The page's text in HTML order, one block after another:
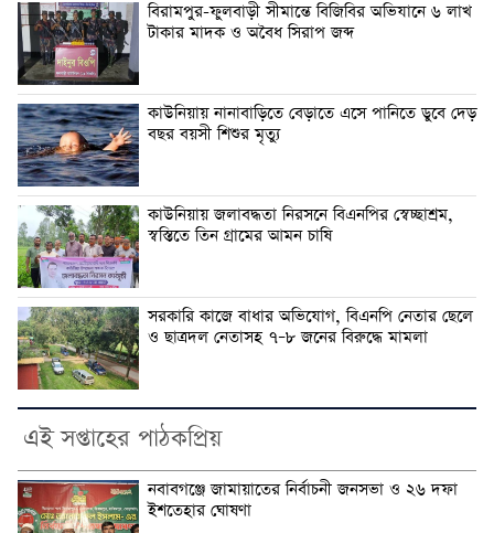
বিরামপুর-ফুলবাড়ী সীমান্তে বিজিবির অভিযানে ৬ লাখ
টাকার মাদক ও অবৈধ সিরাপ জব্দ
কাউনিয়ায় নানাবাড়িতে বেড়াতে এসে পানিতে ডুবে দেড়
বছর বয়সী শিশুর মৃত্যু
কাউনিয়ায় জলাবদ্ধতা নিরসনে বিএনপির স্বেচ্ছাশ্রম,
স্বস্তিতে তিন গ্রামের আমন চাষি
সরকারি কাজে বাধার অভিযোগ, বিএনপি নেতার ছেলে
ও ছাত্রদল নেতাসহ ৭–৮ জনের বিরুদ্ধে মামলা
এই সপ্তাহের পাঠকপ্রিয়
নবাবগঞ্জে জামায়াতের নির্বাচনী জনসভা ও ২৬ দফা
ইশতেহার ঘোষণা